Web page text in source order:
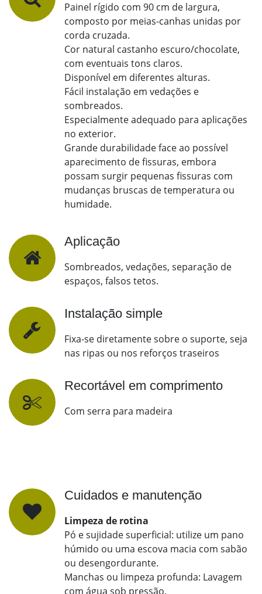
Painel rígido com 90 cm de largura,
composto por meias-canhas unidas por
corda cruzada.
Cor natural castanho escuro/chocolate,
com eventuais tons claros.
Disponível em diferentes alturas.
Fácil instalação em vedações e
sombreados.
Especialmente adequado para aplicações
no exterior.
Grande durabilidade face ao possível
aparecimento de fissuras, embora
possam surgir pequenas fissuras com
mudanças bruscas de temperatura ou
humidade.
Aplicação
Sombreados, vedações, separação de
espaços, falsos tetos.
Instalação simple
Fixa-se diretamente sobre o suporte, seja
nas ripas ou nos reforços traseiros
Recortável em comprimento
Com serra para madeira
Cuidados e manutenção
Limpeza de rotina
Pó e sujidade superficial: utilize um pano
húmido ou uma escova macia com sabão
ou desengordurante.
Manchas ou limpeza profunda: Lavagem
com água sob pressão.